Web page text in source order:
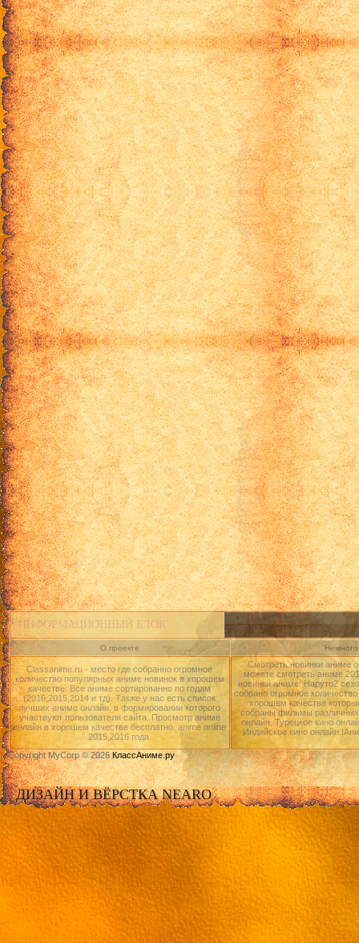
ИНФОРМАЦИОННЫЙ БЛОК
О проекте
Classanime.ru - место где собранно огромное
количество популярных аниме новинок в хорошем
качестве. Все аниме сортированно по годам
(2016,2015,2014 и тд). Также у нас есть список
лучших аниме онлайн, в формировании которого
участвуют пользователи сайта. Просмотр аниме
онлайн в хорошем качестве бесплатно. anime online
2015,2016 года.
Смотреть новинки аниме
можете смотреть аниме
новинки аниме: Наруто2
собрано огромное
хорошем качестве
собраны фильмы различных
онлайн, Турецкое кино
Индийское кино
Copyright MyCorp © 2026КлассАниме.ру
ДИЗАЙН И ВЁРСТКА NEARO